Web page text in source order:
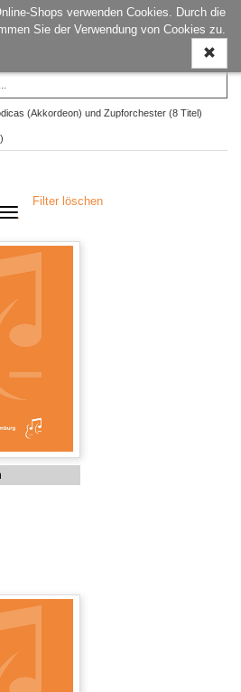
Shops verwenden Cookies. Durch die
Sie der Verwendung von Cookies zu.
ein-/
(Akkordeon) und Zupforchester (8 Titel)
Filter löschen